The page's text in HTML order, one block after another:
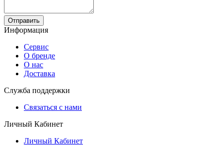
Отправить
Информация
Сервис
О бренде
О нас
Доставка
Служба поддержки
Связаться с нами
Личный Кабинет
Личный Кабинет